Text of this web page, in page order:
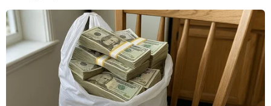
Theo dõi VietnamPlus